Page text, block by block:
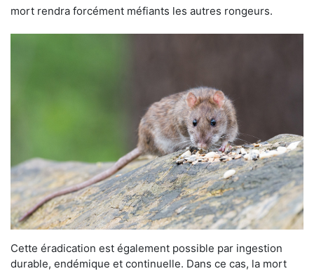
mort rendra forcément méfiants les autres rongeurs.
Cette éradication est également possible par ingestion
durable, endémique et continuelle. Dans ce cas, la mort